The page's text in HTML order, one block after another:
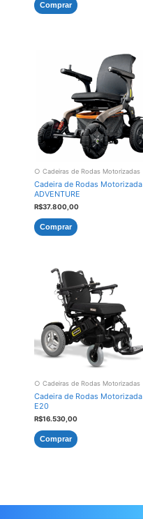
Comprar
○ Cadeiras de Rodas Motorizadas
Cadeira de Rodas Motorizada
ADVENTURE
R$37.800,00
Comprar
○ Cadeiras de Rodas Motorizadas
Cadeira de Rodas Motorizada
E20
R$16.530,00
Comprar